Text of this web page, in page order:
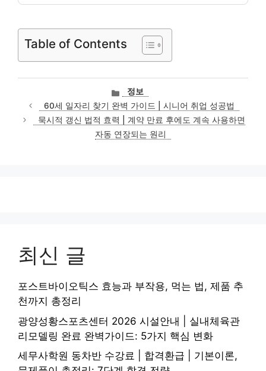
Table of Contents
카
테
고
리
정보
60세 일자리 찾기 완벽 가이드 | 시니어 취업 성공법
묵시적 갱신 법적 효력 | 계약 만료 후에도 계속 사용하면
자동 연장되는 원리
최신 글
포스트바이오틱스 효능과 부작용, 먹는 법, 제품 추
천까지 총정리
광양성황스포츠센터 2026 시설안내 | 실내체육관
리모델링 완료 완벽가이드: 5가지 핵심 변화
세무사학원 동차반 수강료 | 합격환급 | 기본이론,